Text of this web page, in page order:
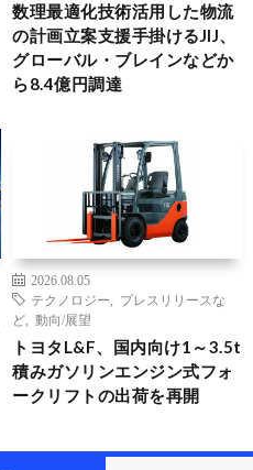
数理最適化技術活用した物流
の計画立案支援手掛けるJIJ、
グローバル・ブレインなどか
ら8.4億円調達
2026.08.05
テクノロジー
プレスリリースな
ど
動向/展望
トヨタL&F、国内向け1～3.5t
積みガソリンエンジン式フォ
ークリフトの出荷を再開